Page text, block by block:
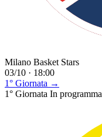
Milano Basket Stars
03/10 · 18:00
1° Giornata →
1° Giornata In programma